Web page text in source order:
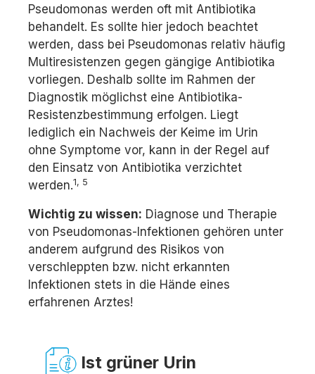
Pseudomonas werden oft mit Antibiotika
behandelt. Es sollte hier jedoch beachtet
werden, dass bei Pseudomonas relativ häufig
Multiresistenzen gegen gängige Antibiotika
vorliegen. Deshalb sollte im Rahmen der
Diagnostik möglichst eine Antibiotika-
Resistenzbestimmung erfolgen. Liegt
lediglich ein Nachweis der Keime im Urin
ohne Symptome vor, kann in der Regel auf
den Einsatz von Antibiotika verzichtet
werden.1, 5
Wichtig zu wissen: Diagnose und Therapie
von Pseudomonas-Infektionen gehören unter
anderem aufgrund des Risikos von
verschleppten bzw. nicht erkannten
Infektionen stets in die Hände eines
erfahrenen Arztes!
Ist grüner Urin